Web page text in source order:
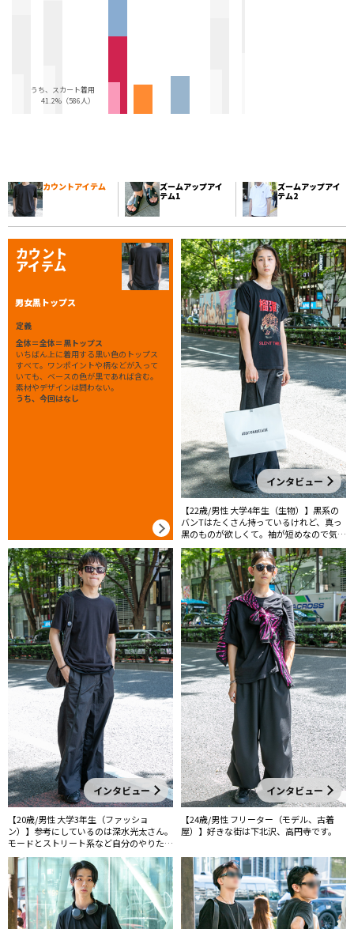
うち、スカート着用
41.2%（586人）
カウントアイテム
ズームアップアイ
テム1
ズームアップアイ
テム2
カウント
アイテム
男女黒トップス
定義
全体＝全体＝黒トップス
いちばん上に着用する黒い色のトップス
すべて。ワンポイントや柄などが入って
いても、ベースの色が黒であれば含む。
素材やデザインは問わない。
うち、今回はなし
インタビュー
【22歳/男性 大学4年生（生物）】黒系の
バンTはたくさん持っているけれど、真っ
黒のものが欲しくて。袖が短めなので気に
入っています。
インタビュー
【20歳/男性 大学3年生（ファッショ
ン）】参考にしているのは深水光太さん。
モードとストリート系など自分のやりたい
感じやテイストを体現してくれるから好き
です。
インタビュー
【24歳/男性 フリーター（モデル、古着
屋）】好きな街は下北沢、高円寺です。